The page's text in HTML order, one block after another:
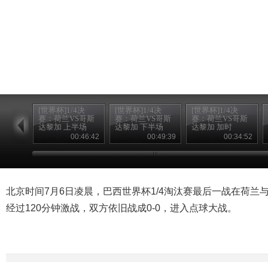
[世界杯]1/4决
赛：荷兰VS哥斯
达黎加 上半场
00:46:42
[世界杯]1/4决
赛：荷兰VS哥斯
达黎加 下半场
00:49:39
[世界杯]1/4决
赛：荷兰VS哥斯
达黎加 加时
00:34:52
北京时间7月6日凌晨，巴西世界杯1/4淘汰赛最后一战在荷兰
经过120分钟激战，双方依旧战成0-0，进入点球大战。